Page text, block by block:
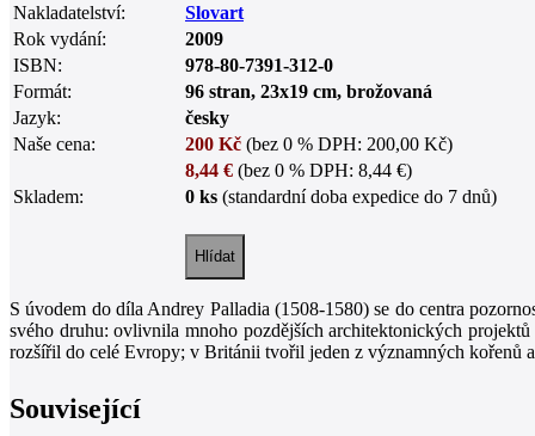
Nakladatelství:
Slovart
Rok vydání:
2009
ISBN:
978-80-7391-312-0
Formát:
96 stran, 23x19 cm, brožovaná
Jazyk:
česky
Naše cena:
200 Kč (bez 0 % DPH: 200,00 Kč)
8,44 € (bez 0 % DPH: 8,44 €)
Skladem:
0 ks (standardní doba expedice do 7 dnů)
S úvodem do díla Andrey Palladia (1508-1580) se do centra
svého druhu: ovlivnila mnoho pozdějších architektonických
rozšířil do celé Evropy; v Británii tvořil jeden z významných kořenů
Související